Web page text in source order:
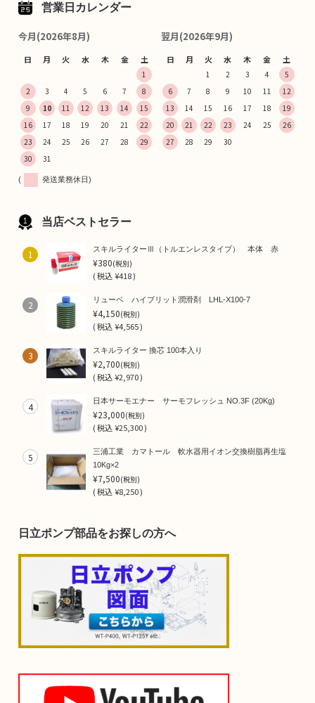
営業日カレンダー
今月(2026年8月)
日 月 火 水 木 金 土
1
2
3 4 5 6 7
8
9
10 11 12 13 14
15
16
17 18 19 20 21
22
23
24 25 26 27 28
29
30
31
翌月(2026年9月)
日 月 火 水 木 金 土
1 2 3 4
5
6
7 8 9 10 11
12
13
14 15 16 17 18
19
20
21 22 23 24 25
26
27
28 29 30
( 発送業務休日)
当店ベストセラー
1 スキルライターⅢ（トルエンレスタイプ） 本体 赤
¥380(税別)
(税込¥418 )
2 リューベ ハイブリット潤滑剤 LHL-X100-7
¥4,150(税別)
(税込¥4,565 )
3 スキルライター 換芯 100本入り
¥2,700(税別)
(税込¥2,970 )
4 日本サーモエナー サーモフレッシュ NO.3F (20Kg)
¥23,000(税別)
(税込¥25,300 )
5
三浦工業 カマトール 軟水器用イオン交換樹脂再生塩
10Kg×2
¥7,500(税別)
(税込¥8,250 )
日立ポンプ部品をお探しの方へ